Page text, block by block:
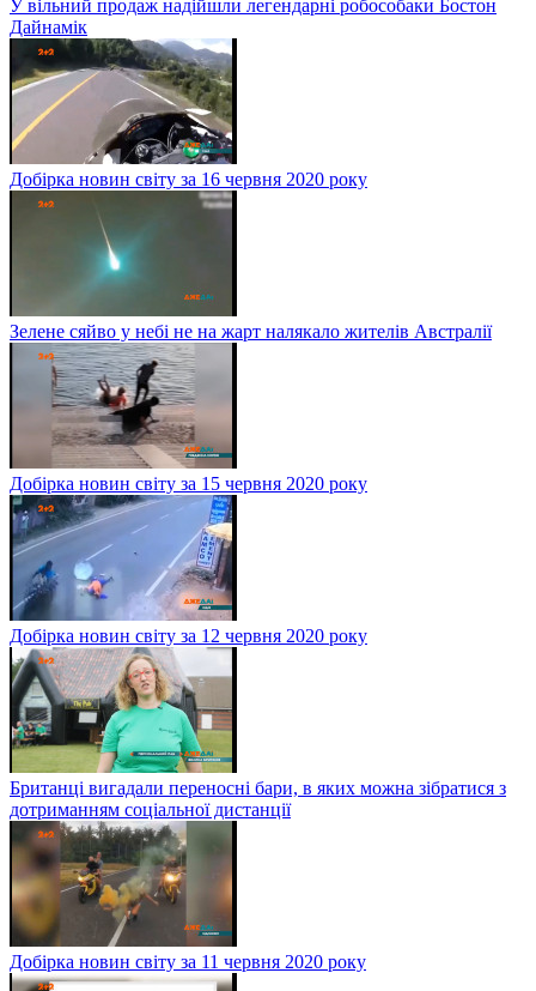
У вільний продаж надійшли легендарні робособаки Бостон
Дайнамік
Добірка новин світу за 16 червня 2020 року
Зелене сяйво у небі не на жарт налякало жителів Австралії
Добірка новин світу за 15 червня 2020 року
Добірка новин світу за 12 червня 2020 року
Британці вигадали переносні бари, в яких можна зібратися з
дотриманням соціальної дистанції
Добірка новин світу за 11 червня 2020 року